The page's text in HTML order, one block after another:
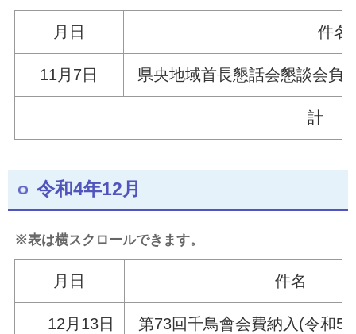
月日 件名
11月7日 県央地域首長懇
計
令和4年12月
※表は横スクロールできます。
月日 件名
12月13日 第73回千鳥會会費納入(令和5